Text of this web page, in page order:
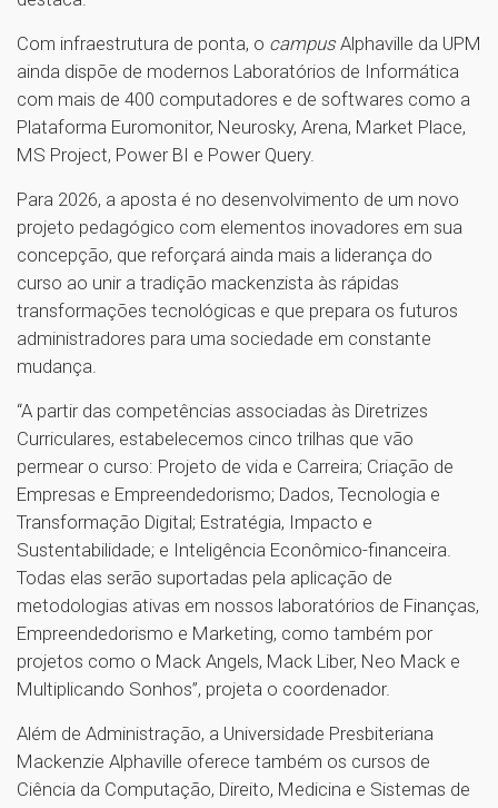
Com infraestrutura de ponta, o campus Alphaville da UPM
ainda dispõe de modernos Laboratórios de Informática
com mais de 400 computadores e de softwares como a
Plataforma Euromonitor, Neurosky, Arena, Market Place,
MS Project, Power BI e Power Query.
Para 2026, a aposta é no desenvolvimento de um novo
projeto pedagógico com elementos inovadores em sua
concepção, que reforçará ainda mais a liderança do
curso ao unir a tradição mackenzista às rápidas
transformações tecnológicas e que prepara os futuros
administradores para uma sociedade em constante
mudança.
“A partir das competências associadas às Diretrizes
Curriculares, estabelecemos cinco trilhas que vão
permear o curso: Projeto de vida e Carreira; Criação de
Empresas e Empreendedorismo; Dados, Tecnologia e
Transformação Digital; Estratégia, Impacto e
Sustentabilidade; e Inteligência Econômico-financeira.
Todas elas serão suportadas pela aplicação de
metodologias ativas em nossos laboratórios de Finanças,
Empreendedorismo e Marketing, como também por
projetos como o Mack Angels, Mack Liber, Neo Mack e
Multiplicando Sonhos”, projeta o coordenador.
Além de Administração, a Universidade Presbiteriana
Mackenzie Alphaville oferece também os cursos de
Ciência da Computação, Direito, Medicina e Sistemas de